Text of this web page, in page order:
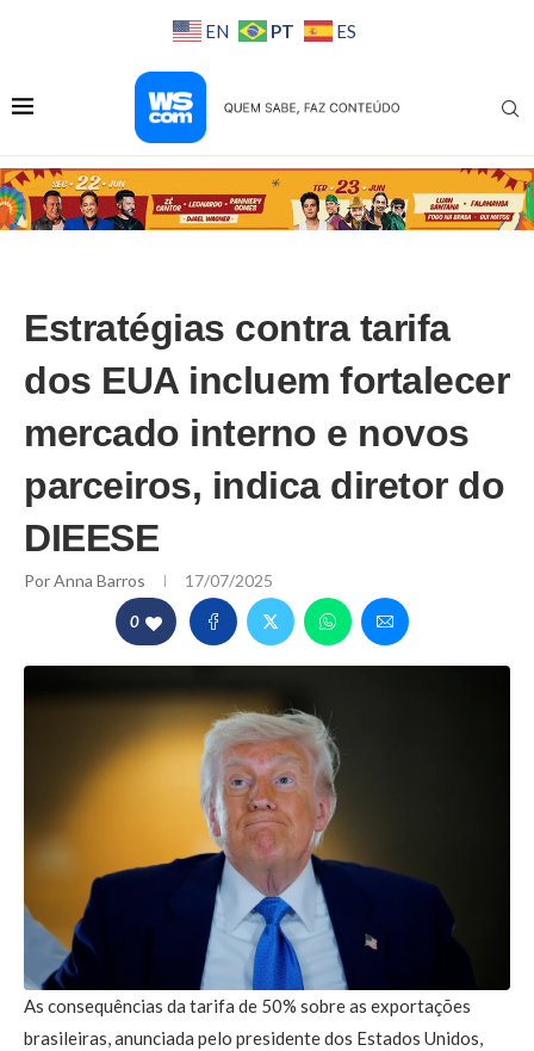
EN PT ES
Estratégias contra tarifa
dos EUA incluem fortalecer
mercado interno e novos
parceiros, indica diretor do
DIEESE
PorAnna Barros 17/07/2025
0
As consequências da tarifa de 50% sobre as exportações
brasileiras, anunciada pelo presidente dos Estados Unidos,